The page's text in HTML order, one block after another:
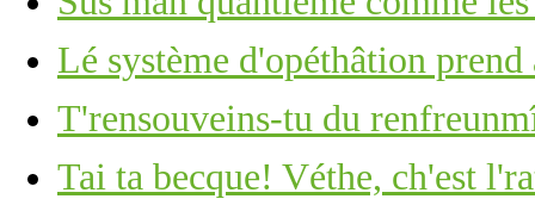
Lé système d'opéthâtion prend
T'rensouveins-tu du
Tai ta becque! Véthe, ch'est